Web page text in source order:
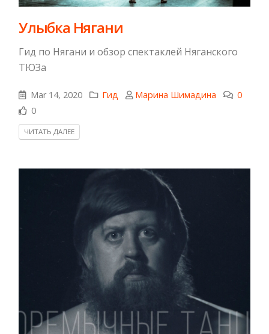
Улыбка Нягани
Гид по Нягани и обзор спектаклей Няганского
ТЮЗа
Mar 14, 2020 Гид Марина Шимадина
0
0
ЧИТАТЬ ДАЛЕЕ